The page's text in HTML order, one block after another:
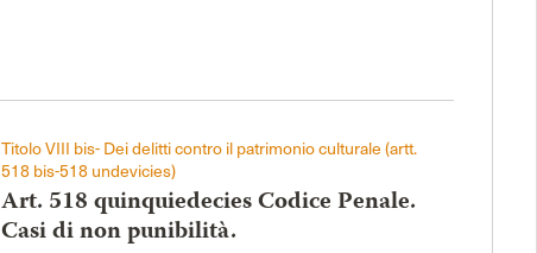
Titolo VIII bis- Dei delitti contro il patrimonio culturale (artt.
518 bis-518 undevicies)
Art. 518 quinquiedecies Codice Penale.
Casi di non punibilità.